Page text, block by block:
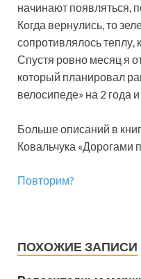
начинают появляться,
Когда вернулись, то
сопротивлялось теплу,
Спустя ровно месяц я
который планировал
велосипеде» на 2 года
Больше описаний в
Ковальчука «Дорогами
Повторим?
ПОХОЖИЕ ЗАПИСИ